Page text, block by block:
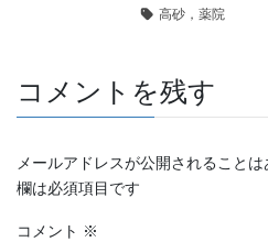
高砂，薬院
コメントを残す
メールアドレスが公開されることは
欄は必須項目です
コメント ※